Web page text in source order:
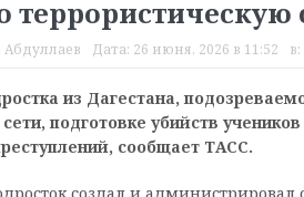
террористическую
Дата: 26 июня, 2026 в 11:52 в:
из Дагестана,
подготовке убийств
сообщает ТАСС.